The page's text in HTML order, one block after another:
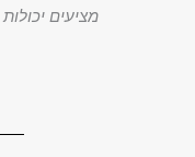
מציעים